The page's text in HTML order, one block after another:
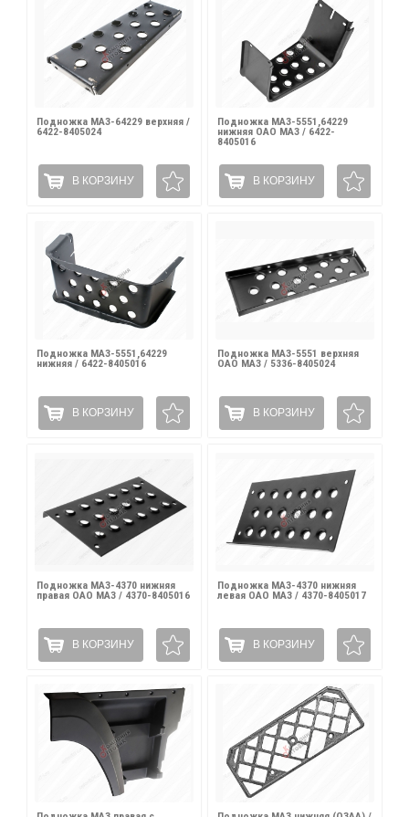
Подножка МАЗ-64229 верхняя /
6422-8405024
В КОРЗИНУ
Подножка МАЗ-5551,64229
нижняя ОАО МАЗ / 6422-
8405016
В КОРЗИНУ
Подножка МАЗ-5551,64229
нижняя / 6422-8405016
В КОРЗИНУ
Подножка МАЗ-5551 верхняя
ОАО МАЗ / 5336-8405024
В КОРЗИНУ
Подножка МАЗ-4370 нижняя
правая ОАО МАЗ / 4370-8405016
В КОРЗИНУ
Подножка МАЗ-4370 нижняя
левая ОАО МАЗ / 4370-8405017
В КОРЗИНУ